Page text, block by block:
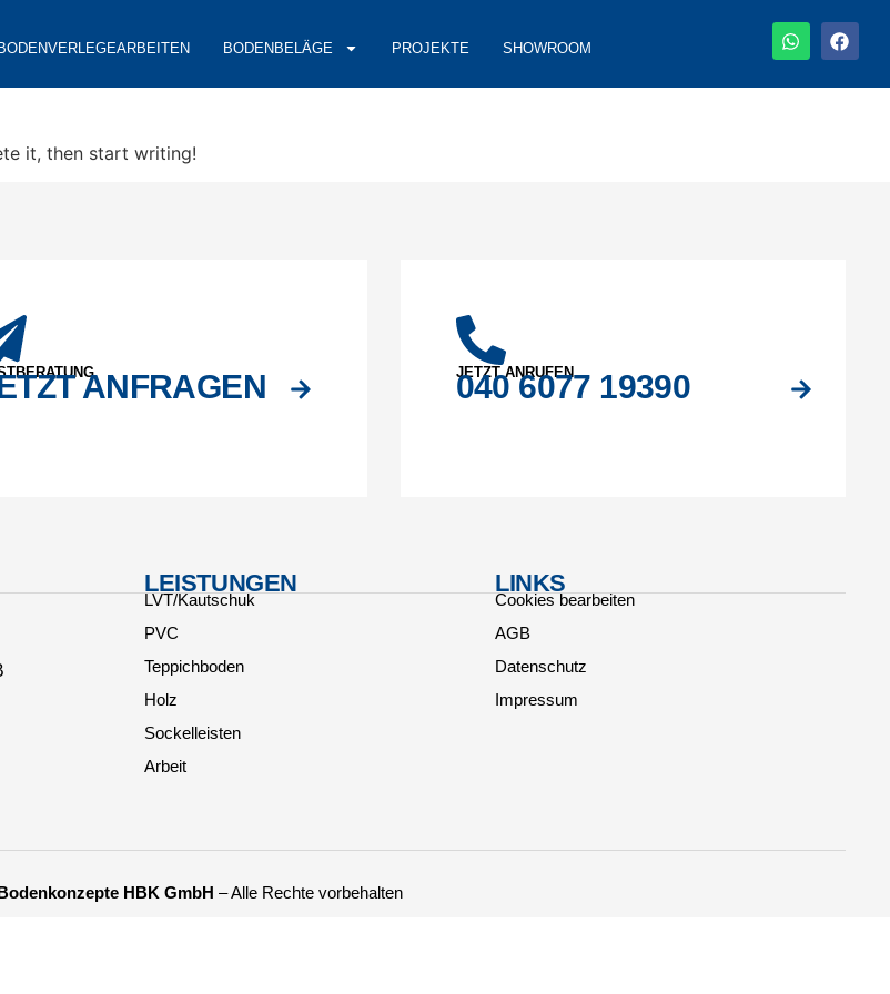
BODENBELÄGE PROJEKTE SHOWROOM
it, then start writing!
ANFRAGEN JETZT ANRUFEN
040 6077 19390
LEISTUNGEN
LVT/Kautschuk
PVC
Teppichboden
Holz
Sockelleisten
Arbeit
LINKS
Cookies bearbeiten
AGB
Datenschutz
Impressum
HBK GmbH – Alle Rechte vorbehalten